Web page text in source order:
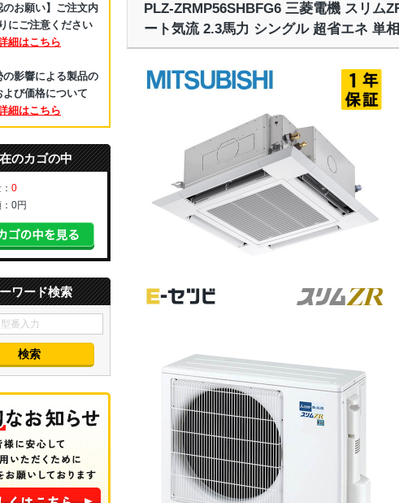
PLZ-ZRMP56SHBFG6 三菱電機 スリム
ート気流 2.3馬力 シングル 超省エネ 単
のお願い】ご注文内
にご注意ください
細はこちら
の影響による製品の
よび価格について
細はこちら
のカゴの中
0
0円
ワード検索